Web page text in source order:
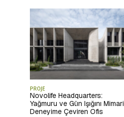
PROJE
Novolife Headquarters:
Yağmuru ve Gün Işığını Mimari
Deneyime Çeviren Ofis